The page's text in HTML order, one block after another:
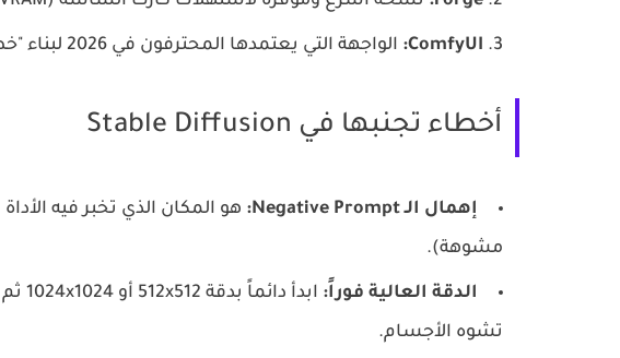
ComfyUI: الواجهة التي يعتمدها المحترفون في 2026 لبناء "خطوط إنتاج" آلية للصور.
أخطاء تجنبها في Stable Diffusion
إهمال الـ Negative Prompt: هو المكان الذي تخبر فيه الأداة
مشوهة).
الدقة العالية فوراً: ابدأ دائماً بدقة 512x512 أو 1024x1024 ثم استخدم
تشوه الأجسام.